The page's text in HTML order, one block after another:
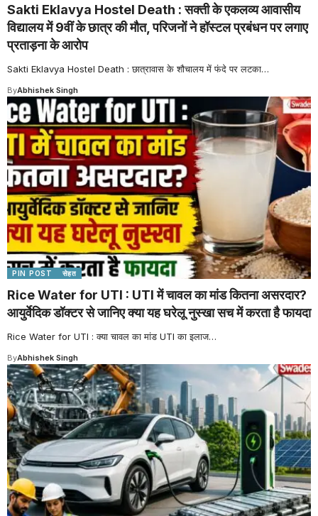
Sakti Eklavya Hostel Death : सक्ती के एकलव्य आवासीय
विद्यालय में 9वीं के छात्र की मौत, परिजनों ने हॉस्टल प्रबंधन पर लगाए
प्रताड़ना के आरोप
Sakti Eklavya Hostel Death : छात्रावास के शौचालय में फंदे पर लटका…
ByAbhishek Singh
PIN POST सेहत
Rice Water for UTI : UTI में चावल का मांड कितना असरदार?
आयुर्वेदिक डॉक्टर से जानिए क्या यह घरेलू नुस्खा सच में करता है फायदा
Rice Water for UTI : क्या चावल का मांड UTI का इलाज…
ByAbhishek Singh